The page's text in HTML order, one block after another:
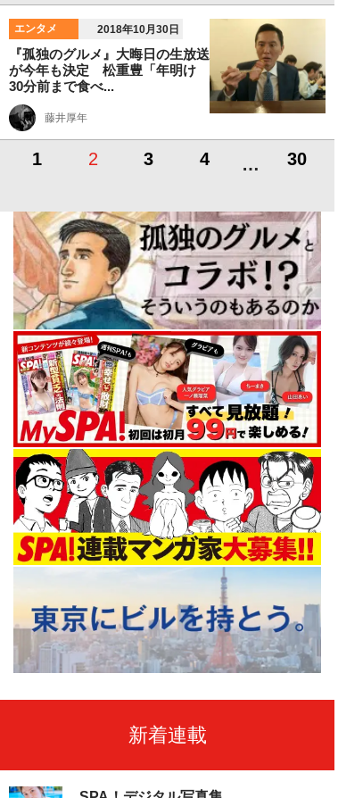
エンタメ 2018年10月30日
『孤独のグルメ』大晦日の生放送
が今年も決定 松重豊「年明け
30分前まで食べ...
藤井厚年
1 2 3 4 … 30
新着連載